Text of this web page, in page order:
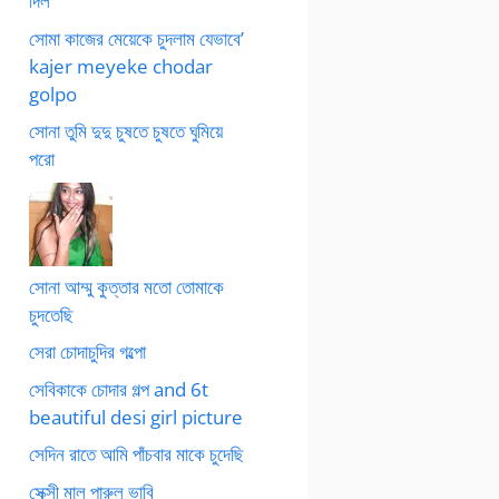
সোমা কাজের মেয়েকে চুদলাম যেভাবে’
kajer meyeke chodar
golpo
সোনা তুমি দুদু চুষতে চুষতে ঘুমিয়ে
পরো
সোনা আম্মু কুত্তার মতো তোমাকে
চুদতেছি
সেরা চোদাচুদির গল্পো
সেবিকাকে চোদার গল্প and 6t
beautiful desi girl picture
সেদিন রাতে আমি পাঁচবার মাকে চুদেছি
সেক্সী মাল পারুল ভাবি